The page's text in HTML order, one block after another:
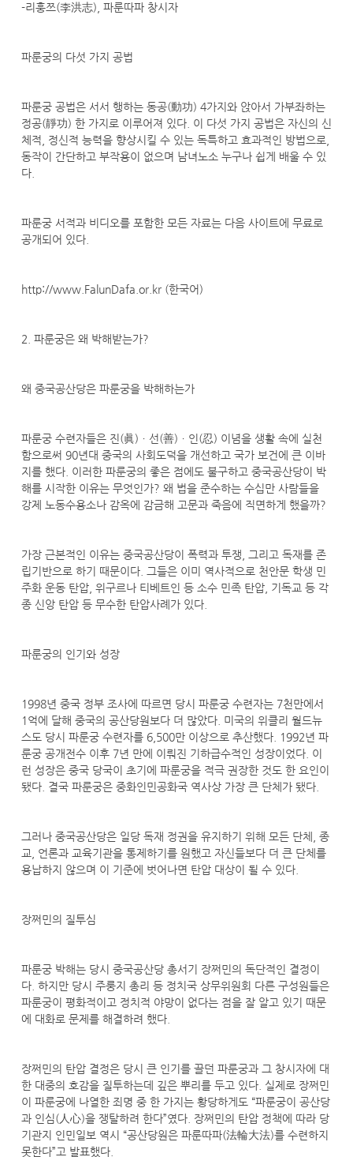
-리훙쯔(李洪志), 파룬따파 창시자
파룬궁의 다섯 가지 공법
파룬궁 공법은 서서 행하는 동공(動功) 4가지와 앉아서 가부좌하는
정공(靜功) 한 가지로 이루어져 있다. 이 다섯 가지 공법은 자신의 신
체적, 정신적 능력을 향상시킬 수 있는 독특하고 효과적인 방법으로,
동작이 간단하고 부작용이 없으며 남녀노소 누구나 쉽게 배울 수 있
다.
파룬궁 서적과 비디오를 포함한 모든 자료는 다음 사이트에 무료로
공개되어 있다.
http://www.FalunDafa.or.kr (한국어)
2. 파룬궁은 왜 박해받는가?
왜 중국공산당은 파룬궁을 박해하는가
파룬궁 수련자들은 진(眞)ㆍ선(善)ㆍ인(忍) 이념을 생활 속에 실천
함으로써 90년대 중국의 사회도덕을 개선하고 국가 보건에 큰 이바
지를 했다. 이러한 파룬궁의 좋은 점에도 불구하고 중국공산당이 박
해를 시작한 이유는 무엇인가? 왜 법을 준수하는 수십만 사람들을
강제 노동수용소나 감옥에 감금해 고문과 죽음에 직면하게 했을까?
가장 근본적인 이유는 중국공산당이 폭력과 투쟁, 그리고 독재를 존
립기반으로 하기 때문이다. 그들은 이미 역사적으로 천안문 학생 민
주화 운동 탄압, 위구르나 티베트인 등 소수 민족 탄압, 기독교 등 각
종 신앙 탄압 등 무수한 탄압사례가 있다.
파룬궁의 인기와 성장
1998년 중국 정부 조사에 따르면 당시 파룬궁 수련자는 7천만에서
1억에 달해 중국의 공산당원보다 더 많았다. 미국의 위클리 월드뉴
스도 당시 파룬궁 수련자를 6,500만 이상으로 추산했다. 1992년 파
룬궁 공개전수 이후 7년 만에 이뤄진 기하급수적인 성장이었다. 이
런 성장은 중국 당국이 초기에 파룬궁을 적극 권장한 것도 한 요인이
됐다. 결국 파룬궁은 중화인민공화국 역사상 가장 큰 단체가 됐다.
그러나 중국공산당은 일당 독재 정권을 유지하기 위해 모든 단체, 종
교, 언론과 교육기관을 통제하기를 원했고 자신들보다 더 큰 단체를
용납하지 않으며 이 기준에 벗어나면 탄압 대상이 될 수 있다.
장쩌민의 질투심
파룬궁 박해는 당시 중국공산당 총서기 장쩌민의 독단적인 결정이
다. 하지만 당시 주룽지 총리 등 정치국 상무위원회 다른 구성원들은
파룬궁이 평화적이고 정치적 야망이 없다는 점을 잘 알고 있기 때문
에 대화로 문제를 해결하려 했다.
장쩌민의 탄압 결정은 당시 큰 인기를 끌던 파룬궁과 그 창시자에 대
한 대중의 호감을 질투하는데 깊은 뿌리를 두고 있다. 실제로 장쩌민
이 파룬궁에 나열한 죄명 중 한 가지는 황당하게도 “파룬궁이 공산당
과 인심(人心)을 쟁탈하려 한다”였다. 장쩌민의 탄압 정책에 따라 당
기관지 인민일보 역시 “공산당원은 파룬따파(法輪大法)를 수련하지
못한다”고 발표했다.